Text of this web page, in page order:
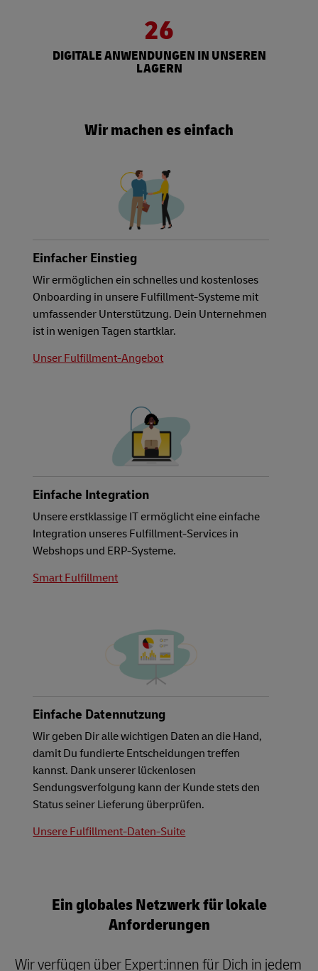
26
DIGITALE ANWENDUNGEN IN UNSEREN
LAGERN
Wir machen es einfach
Einfacher Einstieg
Wir ermöglichen ein schnelles und kostenloses
Onboarding in unsere Fulfillment-Systeme mit
umfassender Unterstützung. Dein Unternehmen
ist in wenigen Tagen startklar.
Unser Fulfillment-Angebot
Einfache Integration
Unsere erstklassige IT ermöglicht eine einfache
Integration unseres Fulfillment-Services in
Webshops und ERP-Systeme.
Smart Fulfillment
Einfache Datennutzung
Wir geben Dir alle wichtigen Daten an die Hand,
damit Du fundierte Entscheidungen treffen
kannst. Dank unserer lückenlosen
Sendungsverfolgung kann der Kunde stets den
Status seiner Lieferung überprüfen.
Unsere Fulfillment-Daten-Suite
Ein globales Netzwerk für lokale
Anforderungen
Wir verfügen über Expert:innen für Dich in jedem